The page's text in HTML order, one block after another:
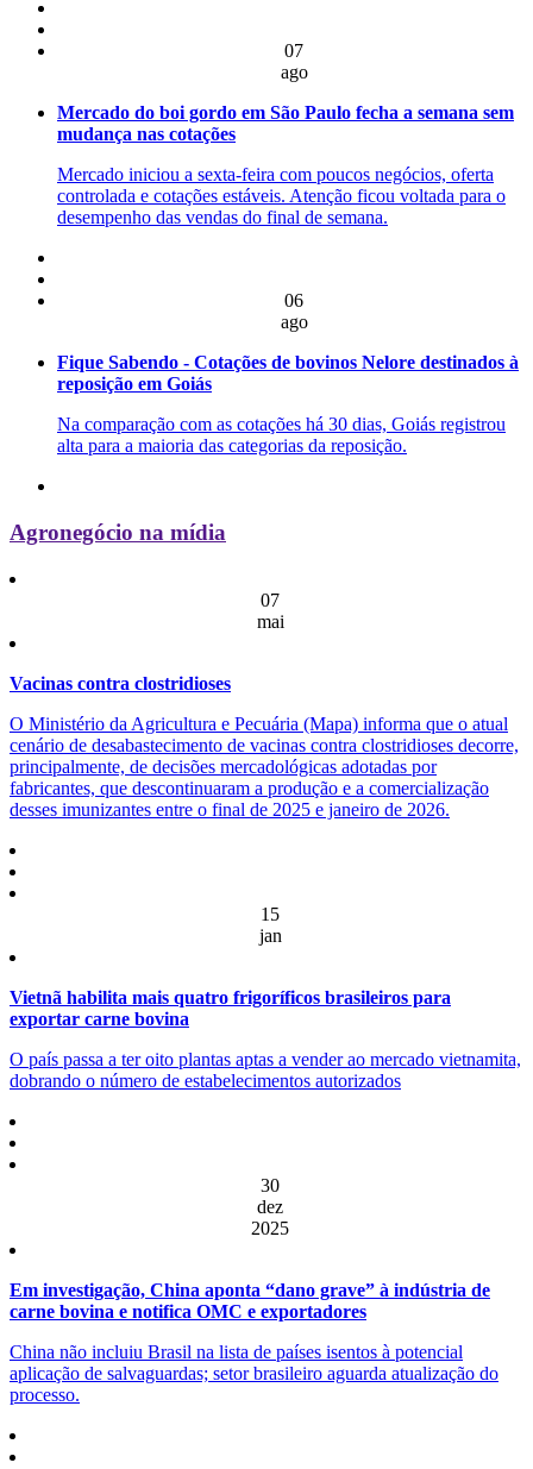
07
ago
Mercado do boi gordo em São Paulo fecha a semana sem
mudança nas cotações
Mercado iniciou a sexta-feira com poucos negócios, oferta
controlada e cotações estáveis. Atenção ficou voltada para o
desempenho das vendas do final de semana.
06
ago
Fique Sabendo - Cotações de bovinos Nelore destinados à
reposição em Goiás
Na comparação com as cotações há 30 dias, Goiás registrou
alta para a maioria das categorias da reposição.
Agronegócio na mídia
07
mai
Vacinas contra clostridioses
O Ministério da Agricultura e Pecuária (Mapa) informa que o atual
cenário de desabastecimento de vacinas contra clostridioses decorre,
principalmente, de decisões mercadológicas adotadas por
fabricantes, que descontinuaram a produção e a comercialização
desses imunizantes entre o final de 2025 e janeiro de 2026.
15
jan
Vietnã habilita mais quatro frigoríficos brasileiros para
exportar carne bovina
O país passa a ter oito plantas aptas a vender ao mercado vietnamita,
dobrando o número de estabelecimentos autorizados
30
dez
2025
Em investigação, China aponta “dano grave” à indústria de
carne bovina e notifica OMC e exportadores
China não incluiu Brasil na lista de países isentos à potencial
aplicação de salvaguardas; setor brasileiro aguarda atualização do
processo.